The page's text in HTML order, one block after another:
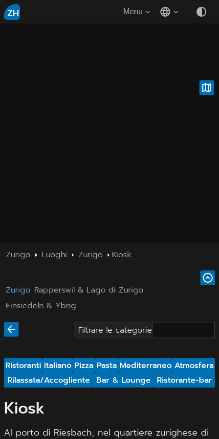
ZH Menu
Zurigo Luoghi Zurigo Kiosk
Zurigo Rapperswil & Lago di Zurigo
Einsiedeln & Ybrig
Filtrare le categorie
Ristoranti Italiano Pizza Pasta Mediterraneo Atmosfera
Rilassata/Accogliente
Bar & Lounge Ristorante-bar
Kiosk
Al porto di Riesbach, nel quartiere zurighese di